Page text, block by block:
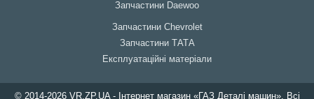
Запчастини Daewoo
Запчастини Chevrolet
Запчастини ТАТА
Експлуатаційні матеріали
© 2014-2026 VR.ZP.UA - Інтернет магазин «ГАЗ Деталі машин». Всі